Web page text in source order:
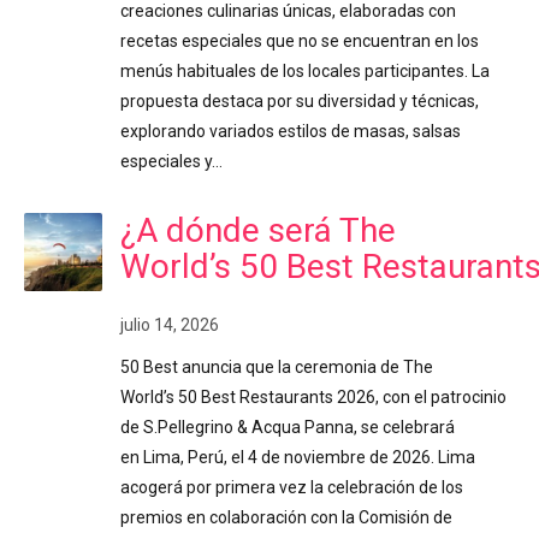
creaciones culinarias únicas, elaboradas con
recetas especiales que no se encuentran en los
menús habituales de los locales participantes. La
propuesta destaca por su diversidad y técnicas,
explorando variados estilos de masas, salsas
especiales y…
¿A dónde será The
World’s 50 Best
julio 14, 2026
50 Best anuncia que la ceremonia de The
World’s 50 Best Restaurants 2026, con el patrocinio
de S.Pellegrino & Acqua Panna, se celebrará
en Lima, Perú, el 4 de noviembre de 2026. Lima
acogerá por primera vez la celebración de los
premios en colaboración con la Comisión de